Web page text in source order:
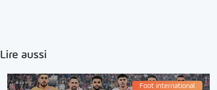
Lire aussi
Foot international